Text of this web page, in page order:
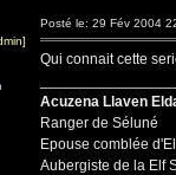
Posté le: 29 Fév 2004
Qui connait cette
Acuzena Llaven
Ranger de Séluné
Epouse comblée
Aubergiste de la Elf